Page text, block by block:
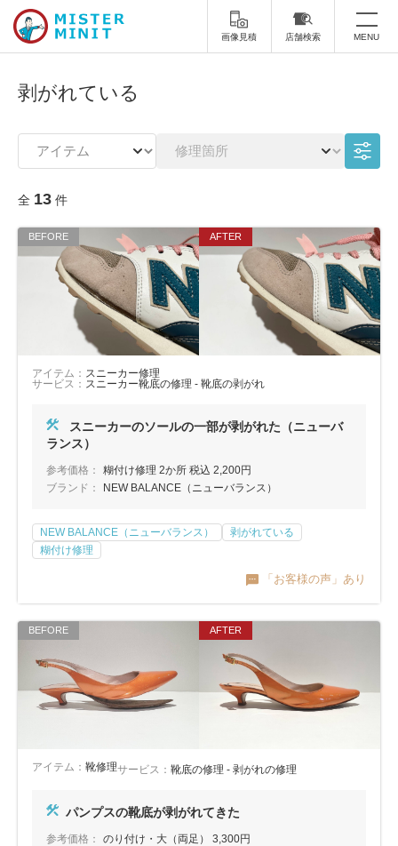
画像見積 店舗検索 MENU
スーツケース修理
スニーカー修理 靴磨き
カバンの修理 時計修理・電池交換
合鍵の作製
店舗を探す
オンライン修理見積もりサービス（配送修理）
よくあるご質問
採用情報
剥がれている
全 13 件
アイテム： スニーカー修理
サービス： スニーカー靴底の修理 - 靴底の剥がれ
スニーカーのソールの一部が剥がれた（ニューバ
ランス）
参考価格：
糊付け修理 2か所 税込 2,200円
ブランド：
NEW BALANCE（ニューバランス）
NEW BALANCE（ニューバランス）
剥がれている
糊付け修理
「お客様の声」あり
アイテム： 靴修理サービス： 靴底の修理 - 剥がれの修理
パンプスの靴底が剥がれてきた
参考価格：
のり付け・大（両足） 3,300円